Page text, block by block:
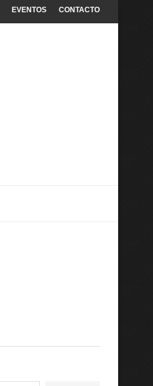
EVENTOS CONTACTO